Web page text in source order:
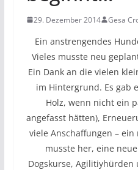
29. Dezember 2014 Gesa
Ein anstrengendes
Vieles musste neu
Ein Dank an die vielen
im Hintergrund. Es gab
Holz, wenn nicht ein
angefasst hätten),
viele Anschaffungen –
musste her, eine
Dogskurse,